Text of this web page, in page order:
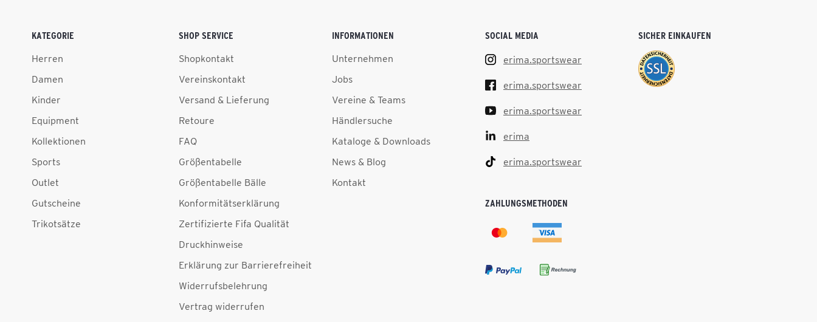
KATEGORIE
Herren
Damen
Kinder
Equipment
Kollektionen
Sports
Outlet
Gutscheine
Trikotsätze
SHOP SERVICE
Shopkontakt
Vereinskontakt
Versand & Lieferung
Retoure
FAQ
Größentabelle
Größentabelle Bälle
Konformitätserklärung
Zertifizierte Fifa Qualität
Druckhinweise
Erklärung zur Barrierefreiheit
Widerrufsbelehrung
Vertrag widerrufen
INFORMATIONEN
Unternehmen
Jobs
Vereine & Teams
Händlersuche
Kataloge & Downloads
News & Blog
Kontakt
SOCIAL MEDIA
erima.sportswear
erima.sportswear
erima.sportswear
erima
erima.sportswear
ZAHLUNGSMETHODEN
SICHER EINKAUFEN